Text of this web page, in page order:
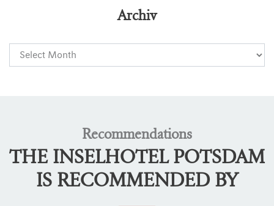
Archiv
Recommendations
THE INSELHOTEL POTSDAM
IS RECOMMENDED BY